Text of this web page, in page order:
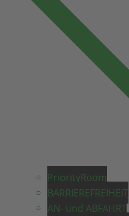
PriorityRoom
BARRIEREFREIHEIT
AN- und ABFAHRT